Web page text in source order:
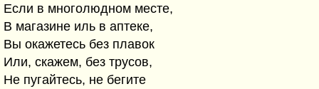
Если в многолюдном месте,
В магазине иль в аптеке,
Вы окажетесь без плавок
Или, скажем, без трусов,
Не пугайтесь, не бегите